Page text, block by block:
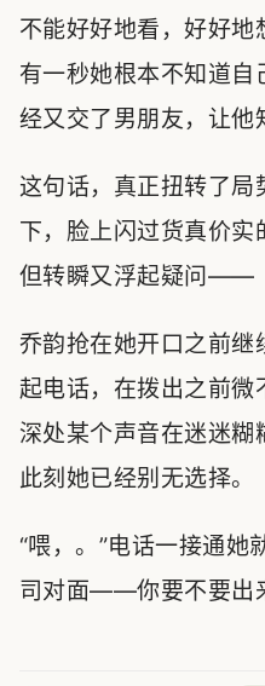
不能好好地看，好好地
有一秒她根本不知道
经又交了男朋友，让他
这句话，真正扭转了
下，脸上闪过货真价实
但转瞬又浮起疑问——
乔韵抢在她开口之前
起电话，在拨出之前
深处某个声音在迷迷
此刻她已经别无选择。
“喂，。”电话一接通她
司对面——你要不要出